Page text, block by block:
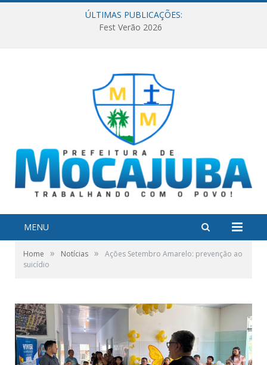
ÚLTIMAS PUBLICAÇÕES:
Fest Verão 2026
MENU
Home » Notícias »
Ações Setembro Amarelo: prevenção ao
suicídio